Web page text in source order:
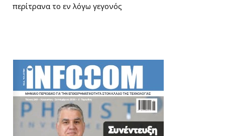
περίτρανα το εν λόγω γεγονός